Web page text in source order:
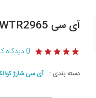
آی سی WTR2965
0دیدگاه
دسته بندی : آی سی شارژ